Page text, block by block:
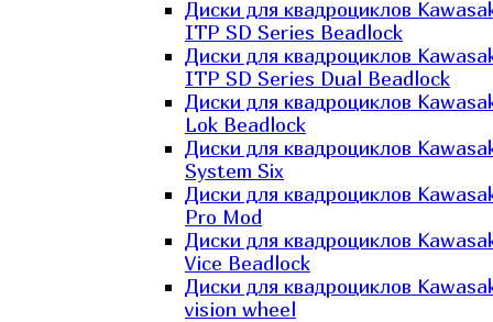
Диски для квадроциклов
ITP SD Series Beadlock
Диски для квадроциклов
ITP SD Series Dual Beadlock
Диски для квадроциклов
Lok Beadlock
Диски для квадроциклов
System Six
Диски для квадроциклов
Pro Mod
Диски для квадроциклов
Vice Beadlock
Диски для квадроциклов
vision wheel